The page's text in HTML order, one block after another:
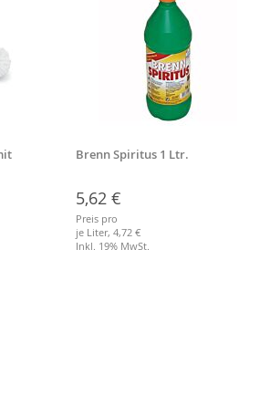
Brenn Spiritus 1 Ltr.
5,62 €
Preis pro
je Liter, 4,72 €
Inkl. 19% MwSt.